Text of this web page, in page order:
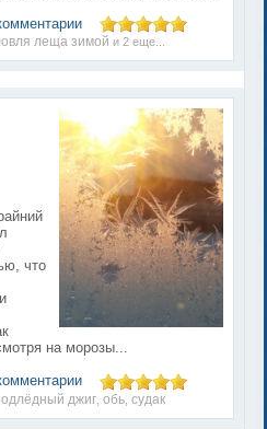
леща зимой и 2 еще...
что
на морозы...
джиг ,обь ,судак